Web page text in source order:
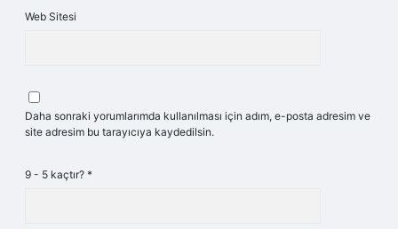
Web Sitesi
Daha sonraki yorumlarımda kullanılması için adım, e-posta adresim ve
site adresim bu tarayıcıya kaydedilsin.
9 - 5 kaçtır? *